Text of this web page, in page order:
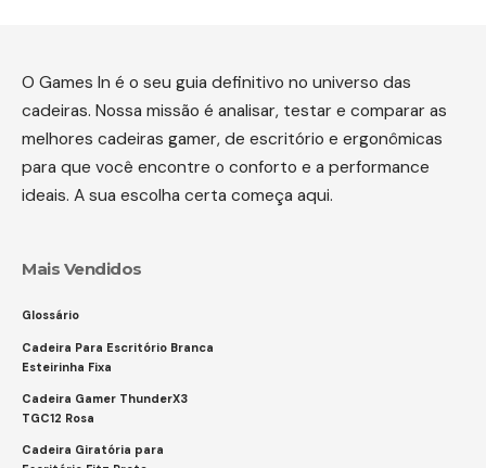
O Games In é o seu guia definitivo no universo das
cadeiras. Nossa missão é analisar, testar e comparar as
melhores cadeiras gamer, de escritório e ergonômicas
para que você encontre o conforto e a performance
ideais. A sua escolha certa começa aqui.
Mais Vendidos
Glossário
Cadeira Para Escritório Branca
Esteirinha Fixa
Cadeira Gamer ThunderX3
TGC12 Rosa
Cadeira Giratória para